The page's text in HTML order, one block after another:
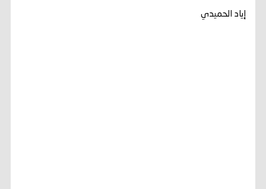
إياد الحميدي